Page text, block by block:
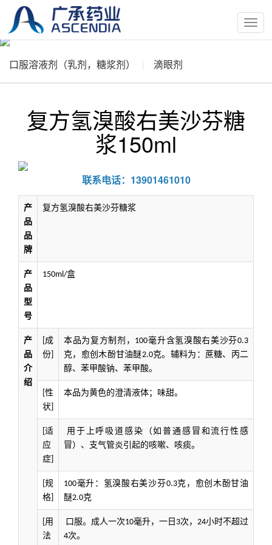
按
钮
口服溶液剂（乳剂，糖浆剂） 滴眼剂
复方氢溴酸右美沙芬糖
浆150ml
联系电话：13901461010
产
品
品
牌
复方氢溴酸右美沙芬糖浆
产
品
型
号
150ml/盒
产
品
介
绍
成
份
本品为复方制剂， 100毫升含氢溴酸右美沙芬0.3
克，愈创木酚甘油醚2.0克。辅料为：蔗糖、丙二
醇、苯甲酸钠、苯甲酸。
性
状
本品为黄色的澄清液体； 味甜。
适
应
症
用于上呼吸道感染（如普通感冒和流行性感
冒）、支气管炎引起的咳嗽、咳痰。
规
格
100毫升：氢溴酸右美沙芬0.3克，愈创木酚甘油
醚2.0克
用
法
口服。成人一次10毫升，一日 3次， 24小时不超过
4次。